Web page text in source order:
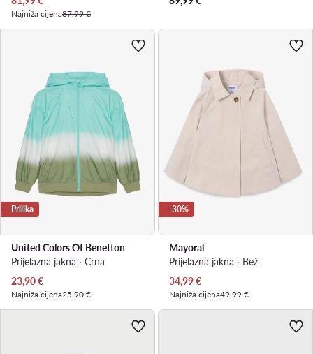
Najniža cijena87,99 €
Prilika
United Colors Of Benetton
Prijelazna jakna · Crna
Trenutna cijena
23,90€
Najniža cijena25,90 €
-30%
Mayoral
Prijelazna jakna · Bež
Trenutna cijena
34,99€
Najniža cijena49,99 €